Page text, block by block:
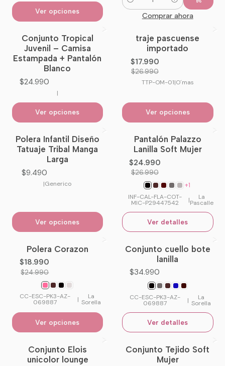
Ver opciones
Cantidad
Comprar ahora
Conjunto Tropical
Juvenil – Camisa
Estampada + Pantalón
Blanco
$24.990
|
Ver opciones
-33%OFF
traje pascuense
importado
$17.990
$26.990
TTP-OM-01|O´mas
Ver opciones
Polera Infantil Diseño
Tatuaje Tribal Manga
Larga
$9.490
|Generico
Ver opciones
-7%OFF
No disponible
Pantalón Palazzo
Lanilla Soft Mujer
$24.990
$26.990
+1
INF-CAL-FLA-COT-
MIC-P29447542 | La
Pascalle
Ver detalles
-24%OFF
Polera Corazon
$18.990
$24.990
CC-ESC-PK3-AZ-
069887 | La
Sorella
Ver opciones
No disponible
Conjunto cuello bote
lanilla
$34.990
CC-ESC-PK3-AZ-
069887 | La
Sorella
Ver detalles
Conjunto Elois
unicolor lounge
-13%OFF
Conjunto Tejido Soft
Mujer